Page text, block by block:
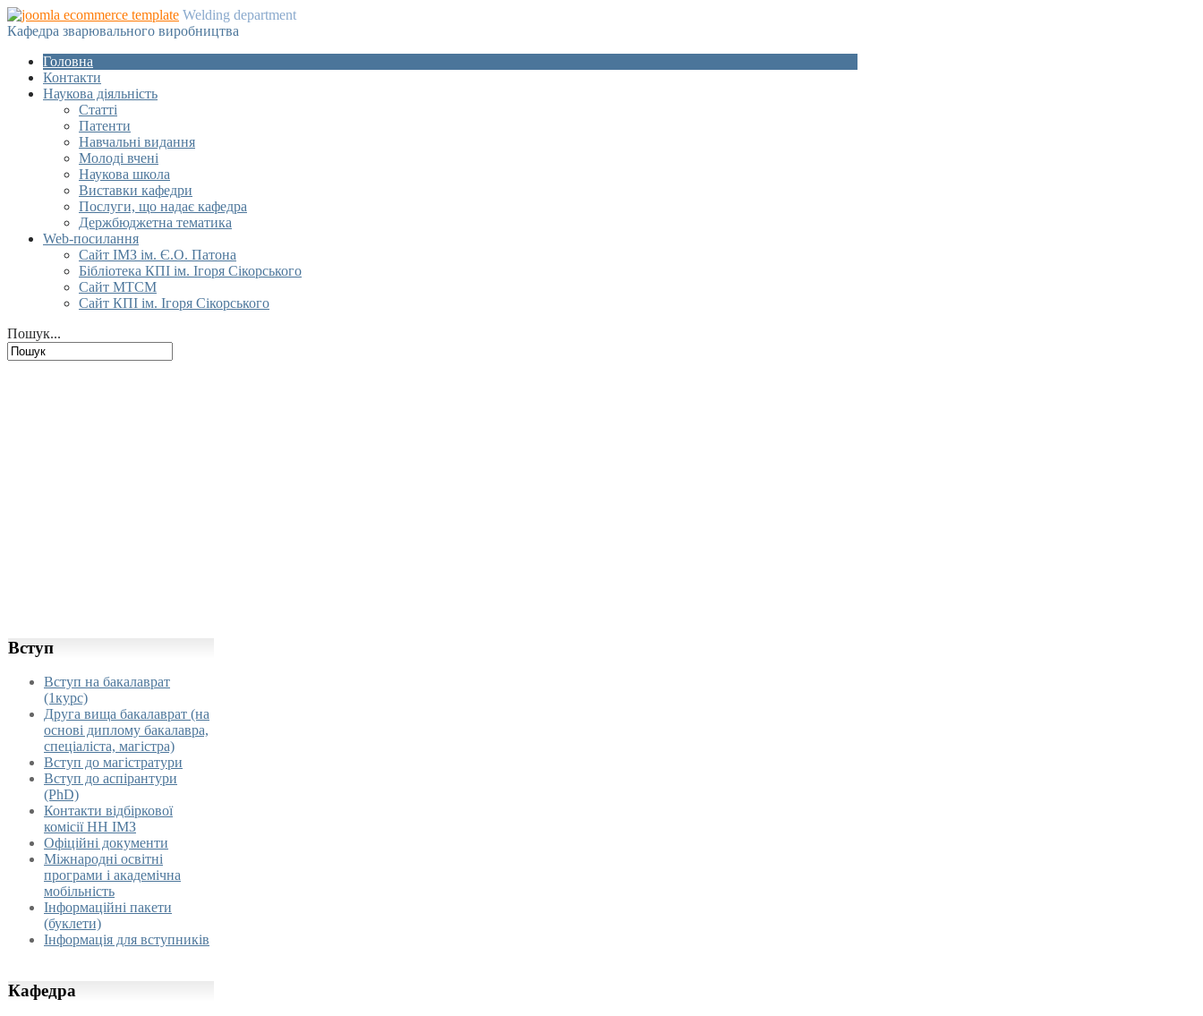
Welding department
Кафедра зварювального виробництва
Головна
Контакти
Наукова діяльність
Статті
Патенти
Навчальні видання
Молоді вчені
Наукова школа
Виставки кафедри
Послуги, що надає кафедра
Держбюджетна тематика
Web-посилання
Сайт ІМЗ ім. Є.О. Патона
Бібліотека КПІ ім. Ігоря Сікорського
Сайт МТСМ
Сайт КПІ ім. Ігоря Сікорського
Пошук...
Вступ
Вступ на бакалаврат
(1курс)
Друга вища бакалаврат (на
основі диплому бакалавра,
спеціаліста, магістра)
Вступ до магістратури
Вступ до аспірантури
(PhD)
Контакти відбіркової
комісії НН ІМЗ
Офіційні документи
Міжнародні освітні
програми і академічна
мобільність
Інформаційні пакети
(буклети)
Інформація для вступників
Кафедра